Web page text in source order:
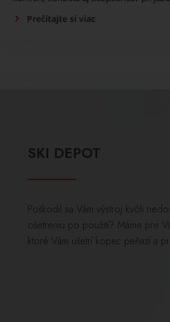
Prečítajte si viac
SKI DEPOT
Poškodil sa Vám výstroj kvôli
ošetreniu po použití? Máme pre
ktoré Vám ušetrí kopec peňazí a